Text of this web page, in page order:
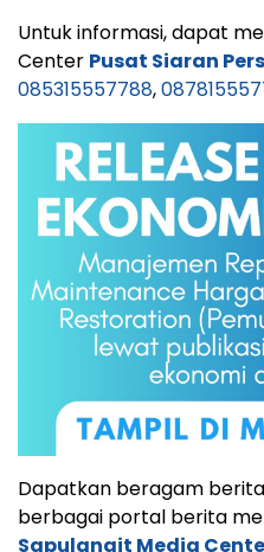
Untuk informasi, dapat
Center Pusat Siaran
085315557788,
Dapatkan beragam
berbagai portal berita
Sapulangit Media